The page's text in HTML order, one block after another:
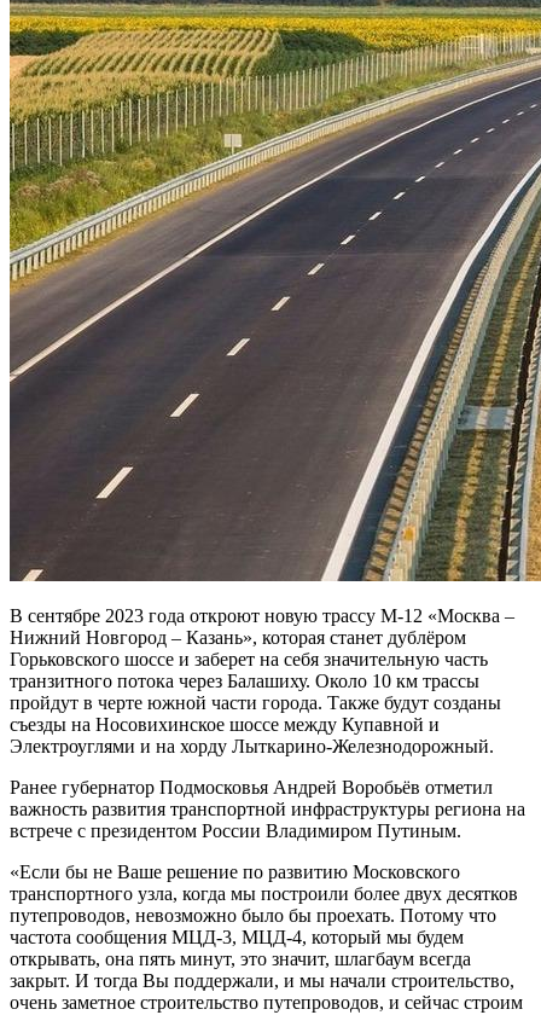
В сентябре 2023 года откроют новую трассу М-12 «Москва –
Нижний Новгород – Казань», которая станет дублёром
Горьковского шоссе и заберет на себя значительную часть
транзитного потока через Балашиху. Около 10 км трассы
пройдут в черте южной части города. Также будут созданы
съезды на Носовихинское шоссе между Купавной и
Электроуглями и на хорду Лыткарино-Железнодорожный.
Ранее губернатор Подмосковья Андрей Воробьёв отметил
важность развития транспортной инфраструктуры региона на
встрече с президентом России Владимиром Путиным.
«Если бы не Ваше решение по развитию Московского
транспортного узла, когда мы построили более двух десятков
путепроводов, невозможно было бы проехать. Потому что
частота сообщения МЦД-3, МЦД-4, который мы будем
открывать, она пять минут, это значит, шлагбаум всегда
закрыт. И тогда Вы поддержали, и мы начали строительство,
очень заметное строительство путепроводов, и сейчас строим